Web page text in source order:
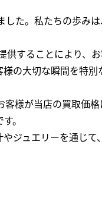
た。私たちの歩み
することにより、
の大切な瞬間を特別
様が当店の買取価
。
ジュエリーを通じて